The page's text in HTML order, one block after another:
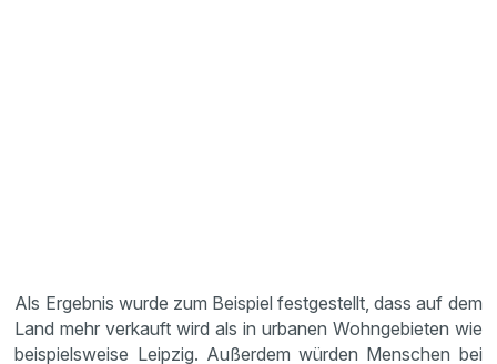
Als Ergebnis wurde zum Beispiel festgestellt, dass auf dem
Land mehr verkauft wird als in urbanen Wohngebieten wie
beispielsweise Leipzig. Außerdem würden Menschen bei